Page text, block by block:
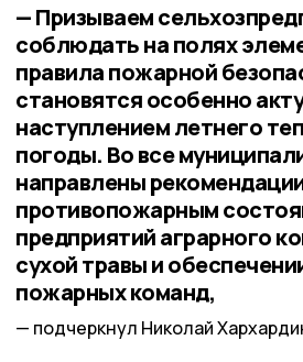
— Призываем
соблюдать на полях
правила пожарной
становятся особенно
наступлением летнего
погоды. Во все
направлены
противопожарным
предприятий аграрного
сухой травы и
пожарных команд,
подчеркнул Николай